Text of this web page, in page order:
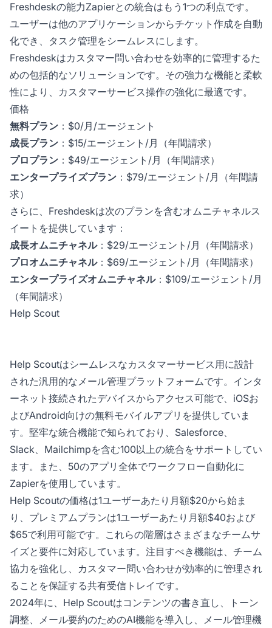
Freshdeskの能力Zapierとの統合はもう1つの利点です。
ユーザーは他のアプリケーションからチケット作成を自動
化でき、タスク管理をシームレスにします。
Freshdeskはカスタマー問い合わせを効率的に管理するた
めの包括的なソリューションです。その強力な機能と柔軟
性により、カスタマーサービス操作の強化に最適です。
価格
無料プラン ：$0/月/エージェント
成長プラン ：$15/エージェント/月（年間請求）
プロプラン ：$49/エージェント/月（年間請求）
エンタープライズプラン ：$79/エージェント/月（年間請
求）
さらに、Freshdeskは次のプランを含むオムニチャネルス
イートを提供しています：
成長オムニチャネル：$29/エージェント/月（年間請求）
プロオムニチャネル：$69/エージェント/月（年間請求）
エンタープライズオムニチャネル：$109/エージェント/月
（年間請求）
Help Scout
Help Scoutはシームレスなカスタマーサービス用に設計
された汎用的なメール管理プラットフォームです。インタ
ーネット接続されたデバイスからアクセス可能で、iOSお
よびAndroid向けの無料モバイルアプリを提供していま
す。堅牢な統合機能で知られており、Salesforce、
Slack、Mailchimpを含む100以上の統合をサポートしてい
ます。また、50のアプリ全体でワークフロー自動化に
Zapierを使用しています。
Help Scoutの価格は1ユーザーあたり月額$20から始ま
り、プレミアムプランは1ユーザーあたり月額$40および
$65で利用可能です。これらの階層はさまざまなチームサ
イズと要件に対応しています。注目すべき機能は、チーム
協力を強化し、カスタマー問い合わせが効率的に管理され
ることを保証する共有受信トレイです。
2024年に、Help Scoutはコンテンツの書き直し、トーン
調整、メール要約のためのAI機能を導入し、メール管理機